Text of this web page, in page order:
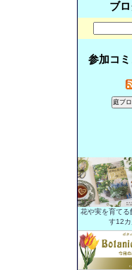
ブ
参加コ
花や実を育てる
す12